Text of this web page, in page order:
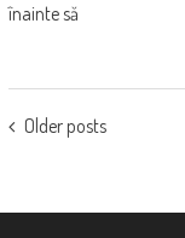
înainte să
POSTS
Older posts